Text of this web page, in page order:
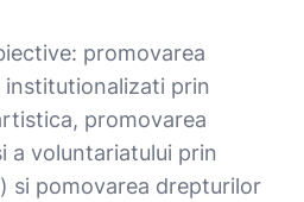
promovarea
prin
promovarea
a voluntariatului prin
si pomovarea drepturilor